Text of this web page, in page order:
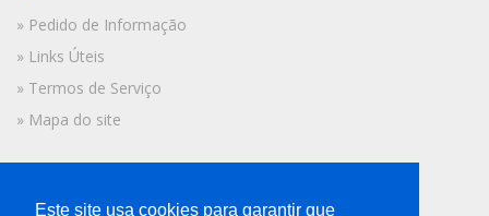
» Pedido de Informação
» Links Úteis
» Termos de Serviço
» Mapa do site
Este site usa cookies para garantir que